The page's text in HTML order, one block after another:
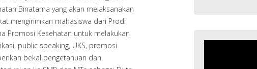
Binatama yang akan melaksanakan
mengirimkan mahasiswa dari Prodi
Promosi Kesehatan untuk melakukan
public speaking, UKS, promosi
bekal pengetahuan dan